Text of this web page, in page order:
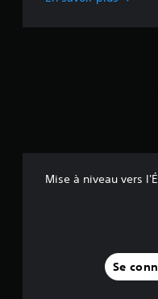
Mise à niveau vers
Se